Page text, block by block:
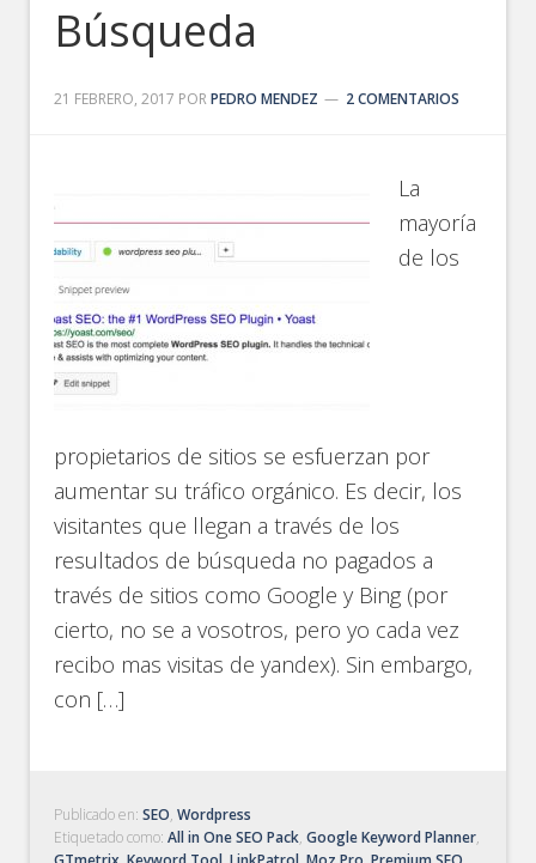
Búsqueda
21 FEBRERO, 2017 PORPEDRO MENDEZ 2 COMENTARIOS
La
mayoría
de los
propietarios de sitios se esfuerzan por
aumentar su tráfico orgánico. Es decir, los
visitantes que llegan a través de los
resultados de búsqueda no pagados a
través de sitios como Google y Bing (por
cierto, no se a vosotros, pero yo cada vez
recibo mas visitas de yandex). Sin embargo,
con […]
Publicado en:SEO,Wordpress
Etiquetado como:All in One SEO Pack,Google Keyword Planner,